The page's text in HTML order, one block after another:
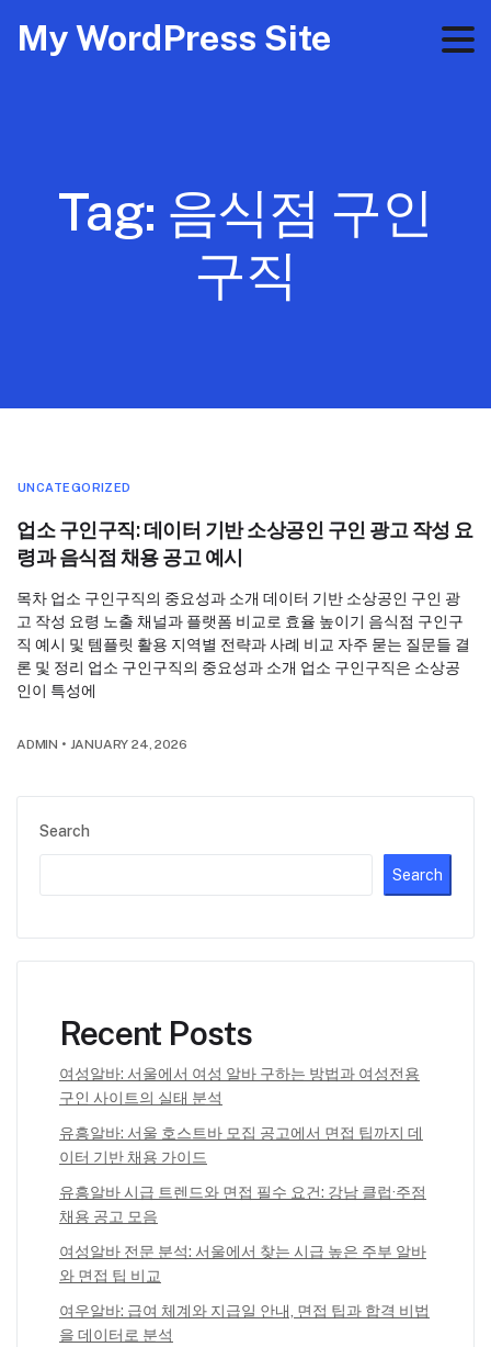
My WordPress Site
Tag: 음식점 구인
구직
Search
Search
Recent Posts
여성알바: 서울에서 여성 알바 구하는 방법과 여성전용
구인 사이트의 실태 분석
유흥알바: 서울 호스트바 모집 공고에서 면접 팁까지 데
이터 기반 채용 가이드
유흥알바 시급 트렌드와 면접 필수 요건: 강남 클럽·주점
채용 공고 모음
여성알바 전문 분석: 서울에서 찾는 시급 높은 주부 알바
와 면접 팁 비교
여우알바: 급여 체계와 지급일 안내, 면접 팁과 합격 비법
을 데이터로 분석
UNCATEGORIZED
업소 구인구직: 데이터 기반 소상공인 구인 광고 작성 요
령과 음식점 채용 공고 예시
목차 업소 구인구직의 중요성과 소개 데이터 기반 소상공인 구인 광
고 작성 요령 노출 채널과 플랫폼 비교로 효율 높이기 음식점 구인구
직 예시 및 템플릿 활용 지역별 전략과 사례 비교 자주 묻는 질문들 결
론 및 정리 업소 구인구직의 중요성과 소개 업소 구인구직은 소상공
인이 특성에
ADMIN • JANUARY 24, 2026